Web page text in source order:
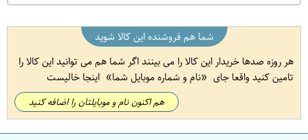
شما هم فروشنده این کالا شوید
هر روزه صدها خریدار این کالا را می بینند اگر شما هم می توانید این کالا را
تامین کنید واقعا جای
نام و شماره موبایل شما اینجا خالیست
هم اکنون نام و موبایلتان را اضافه کنید